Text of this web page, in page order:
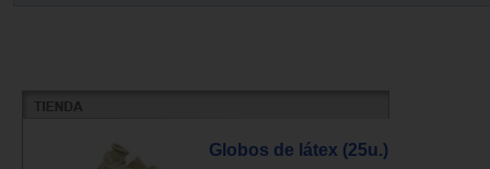
Globos de látex (25u.)